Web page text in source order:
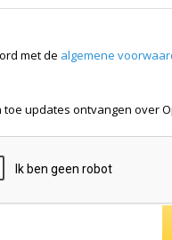
met de algemene
toe updates ontvangen over